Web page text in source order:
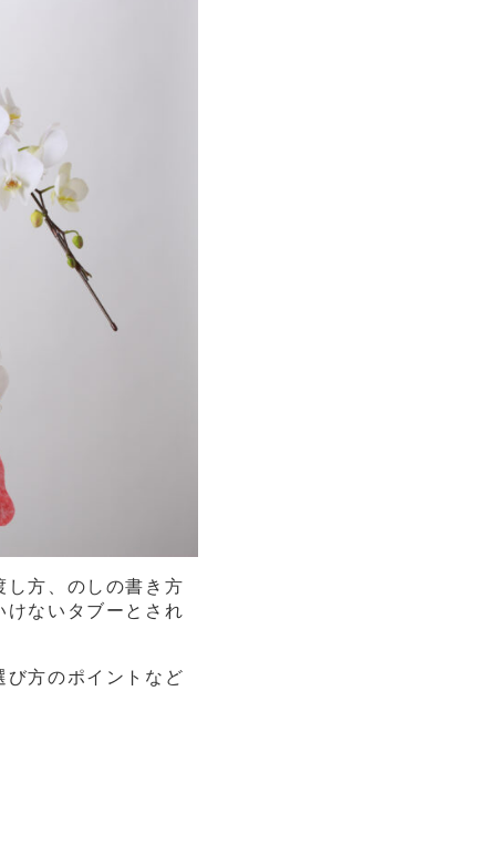
し方、のしの書き方
けないタブーとされ
び方のポイントなど